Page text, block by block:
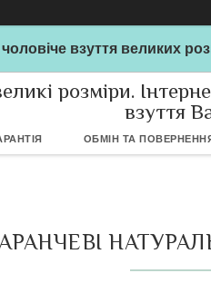
взуття великих
розміри.
взуття
ОБМІН ТА
НАТУРАЛЬНІ